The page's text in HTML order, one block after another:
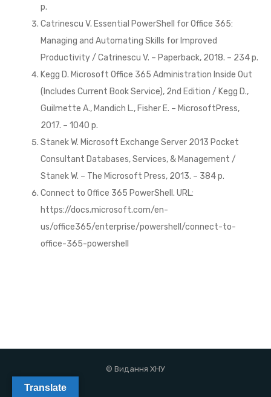
p.
Catrinescu V. Essential PowerShell for Office 365:
Managing and Automating Skills for Improved
Productivity / Catrinescu V. – Paperback, 2018. – 234 p.
Kegg D. Microsoft Office 365 Administration Inside Out
(Includes Current Book Service), 2nd Edition / Kegg D.,
Guilmette A., Mandich L., Fisher E. – MicrosoftPress,
2017. – 1040 p.
Stanek W. Microsoft Exchange Server 2013 Pocket
Consultant Databases, Services, & Management /
Stanek W. – The Microsoft Press, 2013. – 384 p.
Connect to Office 365 PowerShell. URL:
https://docs.microsoft.com/en-
us/office365/enterprise/powershell/connect-to-
office-365-powershell
© Видання ХНУ
Translate